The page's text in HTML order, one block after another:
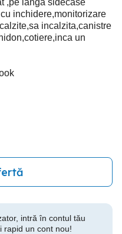
,pe langa sidecase
inchidere,monitorizare
incalzita,canistre
un
intră în contul tău
rapid un cont nou!